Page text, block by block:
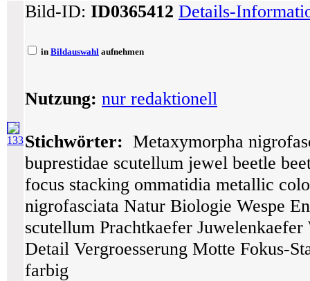
133
Bild-ID: ID0365412 Details-
in Bildauswahl aufnehmen
Nutzung: nur redaktionell
Stichwörter: Metaxymorpha
buprestidae scutellum jewel beetle
focus stacking ommatidia metallic
nigrofasciata Natur Biologie Wespe
scutellum Prachtkaefer
Detail Vergroesserung Motte Fokus-
farbig